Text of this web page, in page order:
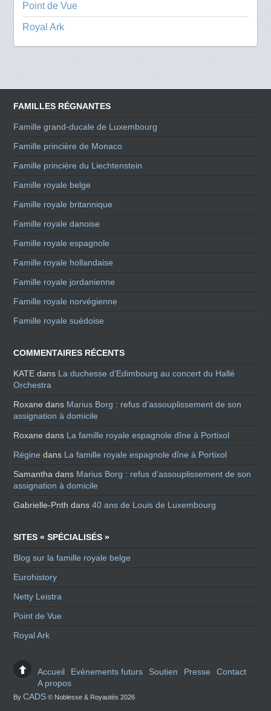
Point de Vue
Royal Ark
FAMILLES RÉGNANTES
Famille grand-ducale de Luxembourg
Famille princière de Monaco
Famille princière du Liechtenstein
Famille royale belge
Famille royale britannique
Famille royale danoise
Famille royale espagnole
Famille royale hollandaise
Famille royale jordanienne
Famille royale norvégienne
Famille royale suédoise
COMMENTAIRES RÉCENTS
KATE dans La duchesse d’Edimbourg au concert du Hallé
Orchestra
Roxane dans Marius Borg : refus d’assouplissement de son
assignation à domicile
Roxane dans La famille royale espagnole dîne à Portixol
Régine dans La famille royale espagnole dîne à Portixol
Samantha dans Marius Borg : refus d’assouplissement de son
assignation à domicile
Gabrielle-Pnth dans40 ans de Louis de Luxembourg
SITES « SPÉCIALISÉS »
Blog sur la famille royale belge
Eurohistory
Netty Leistra
Point de Vue
Royal Ark
Accueil Evénements futurs Soutien Presse
Contact
A propos
ByCADS © Noblesse & Royautés 2026